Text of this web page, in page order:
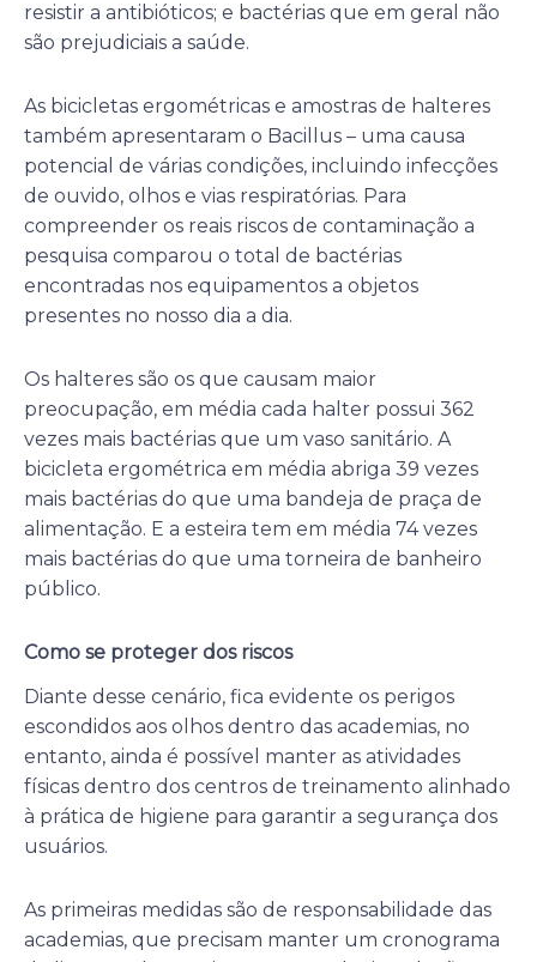
resistir a antibióticos; e bactérias que em geral não
são prejudiciais a saúde.
As bicicletas ergométricas e amostras de halteres
também apresentaram o Bacillus – uma causa
potencial de várias condições, incluindo infecções
de ouvido, olhos e vias respiratórias. Para
compreender os reais riscos de contaminação a
pesquisa comparou o total de bactérias
encontradas nos equipamentos a objetos
presentes no nosso dia a dia.
Os halteres são os que causam maior
preocupação, em média cada halter possui 362
vezes mais bactérias que um vaso sanitário. A
bicicleta ergométrica em média abriga 39 vezes
mais bactérias do que uma bandeja de praça de
alimentação. E a esteira tem em média 74 vezes
mais bactérias do que uma torneira de banheiro
público.
Como se proteger dos riscos
Diante desse cenário, fica evidente os perigos
escondidos aos olhos dentro das academias, no
entanto, ainda é possível manter as atividades
físicas dentro dos centros de treinamento alinhado
à prática de higiene para garantir a segurança dos
usuários.
As primeiras medidas são de responsabilidade das
academias, que precisam manter um cronograma